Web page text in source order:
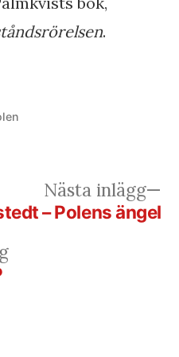
.
Föregående
Nästa inlägg
– Polens ängel